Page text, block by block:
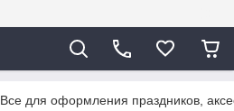
Все для оформления праздников,